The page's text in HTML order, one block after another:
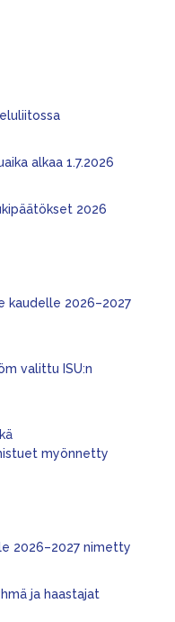
alkaa 1.7.2026
2026
kaudelle 2026–2027
valittu ISU:n
myönnetty
2026–2027 nimetty
ja haastajat